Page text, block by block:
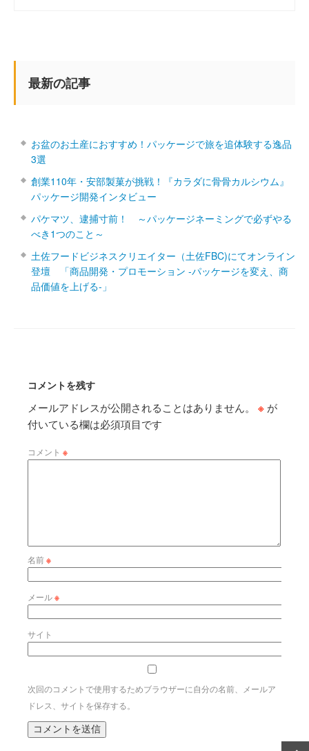
最新の記事
お盆のお土産におすすめ！パッケージで旅を追体験する逸品
3選
創業110年・安部製菓が挑戦！『カラダに骨骨カルシウム』
パッケージ開発インタビュー
パケマツ、逮捕寸前！ ～パッケージネーミングで必ずやる
べき1つのこと～
土佐フードビジネスクリエイター（土佐FBC)にてオンライン
登壇 「商品開発・プロモーション ‐パッケージを変え、商
品価値を上げる‐」
コメントを残す
メールアドレスが公開されることはありません。 ※ が
付いている欄は必須項目です
コメント ※
名前※
メール※
サイト
次回のコメントで使用するためブラウザーに自分の名前、メールア
ドレス、サイトを保存する。